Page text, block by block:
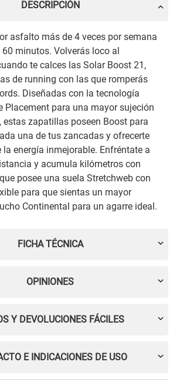
DESCRIPCIÓN
asfalto más de 4 veces por semana
minutos. Volverás loco al
te calces las Solar Boost 21,
de running con las que romperás
Diseñadas con la tecnología
Placement para una mayor sujeción
estas zapatillas poseen Boost para
una de tus zancadas y ofrecerte
la energía inmejorable. Enfréntate a
y acumula kilómetros con
posee una suela Stretchweb con
para que sientas un mayor
Continental para un agarre ideal.
FICHA TÉCNICA
OPINIONES
Y DEVOLUCIONES FÁCILES
E INDICACIONES DE USO